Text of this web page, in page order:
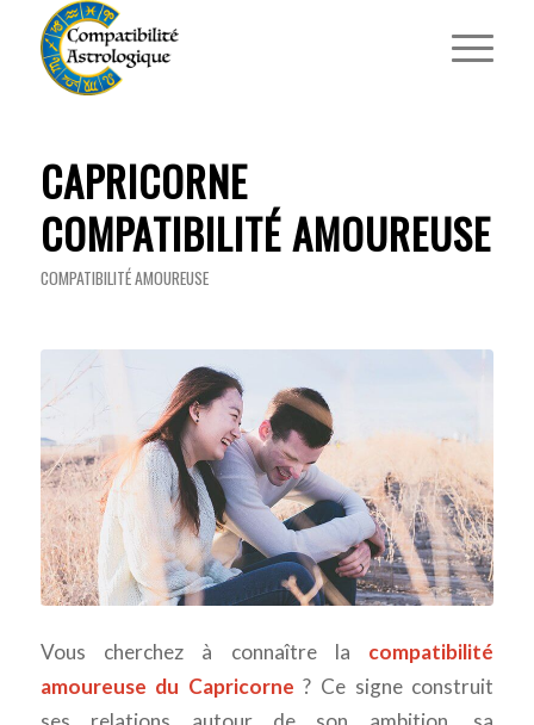
CAPRICORNE
COMPATIBILITÉ AMOUREUSE
COMPATIBILITÉ AMOUREUSE
Vous cherchez à connaître la compatibilité
amoureuse du Capricorne ? Ce signe construit